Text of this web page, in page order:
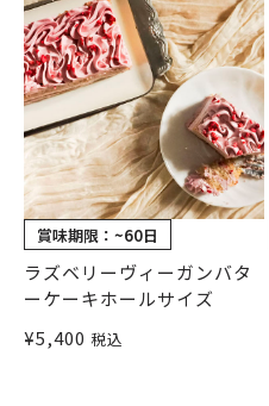
賞味期限： ~60日
ラズベリーヴィーガンバタ
ーケーキホールサイズ
¥5,400 税込